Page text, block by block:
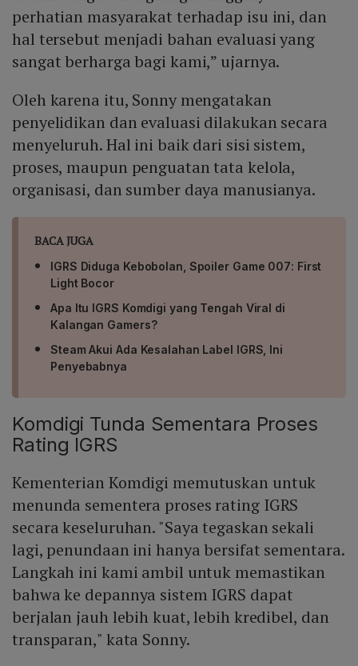
menimbulkan risiko celah keamanan dan menegaskan
perlunya peningkatan kapasitas serta prosedur yang
lebih ketat.
perhatian masyarakat terhadap isu ini, dan
hal tersebut menjadi bahan evaluasi yang
sangat berharga bagi kami,” ujarnya.
Oleh karena itu, Sonny mengatakan
penyelidikan dan evaluasi dilakukan secara
menyeluruh. Hal ini baik dari sisi sistem,
proses, maupun penguatan tata kelola,
organisasi, dan sumber daya manusianya.
BACA JUGA
IGRS Diduga Kebobolan, Spoiler Game 007: First
Light Bocor
Apa Itu IGRS Komdigi yang Tengah Viral di
Kalangan Gamers?
Steam Akui Ada Kesalahan Label IGRS, Ini
Penyebabnya
Komdigi Tunda Sementara Proses
Rating IGRS
Kementerian Komdigi memutuskan untuk
menunda sementera proses rating IGRS
secara keseluruhan. "Saya tegaskan sekali
lagi, penundaan ini hanya bersifat sementara.
Langkah ini kami ambil untuk memastikan
bahwa ke depannya sistem IGRS dapat
berjalan jauh lebih kuat, lebih kredibel, dan
transparan," kata Sonny.